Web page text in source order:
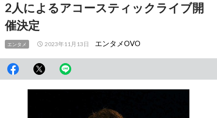
2人によるアコースティックライブ開
催決定
エンタメ 2023年11月13日 エンタメOVO